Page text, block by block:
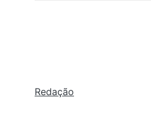
Redação